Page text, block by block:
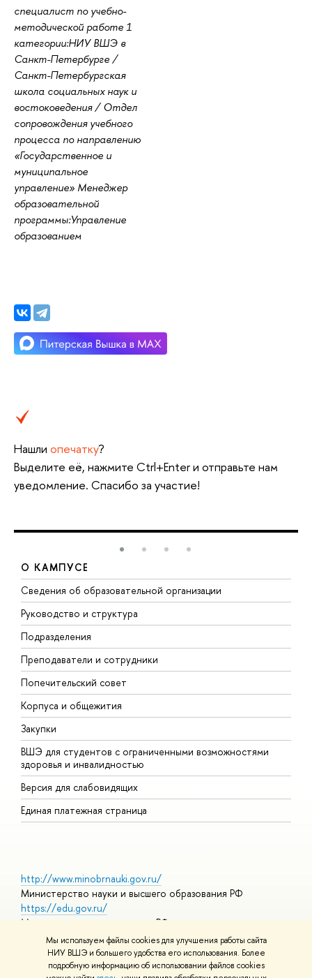
Мы используем файлы cookies для улучшения работы сайта
НИУ ВШЭ и большего удобства его использования. Более
подробную информацию об использовании файлов cookies
специалист по учебно-
методической работе 1
категории:НИУ ВШЭ в
Санкт-Петербурге /
Санкт-Петербургская
школа социальных наук и
востоковедения / Отдел
сопровождения учебного
процесса по направлению
«Государственное и
муниципальное
управление» Менеджер
образовательной
программы:Управление
образованием
Нашли опечатку?
Выделите её, нажмите Ctrl+Enter и отправьте нам
уведомление. Спасибо за участие!
О КАМПУСЕ
Сведения об образовательной организации
Руководство и структура
Подразделения
Преподаватели и сотрудники
Попечительский совет
Корпуса и общежития
Закупки
ВШЭ для студентов с ограниченными возможностями
здоровья и инвалидностью
Версия для слабовидящих
Единая платежная страница
http://www.minobrnauki.gov.ru/
Министерство науки и высшего образования РФ
https://edu.gov.ru/
Министерство просвещения РФ
https://elearning.hse.ru/mooc
Массовые открытые онлайн-курсы